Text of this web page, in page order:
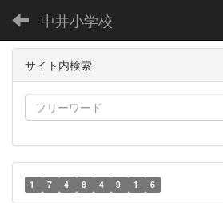
中井小学校
サイト内検索
1 7 4 8 4 9 1 6